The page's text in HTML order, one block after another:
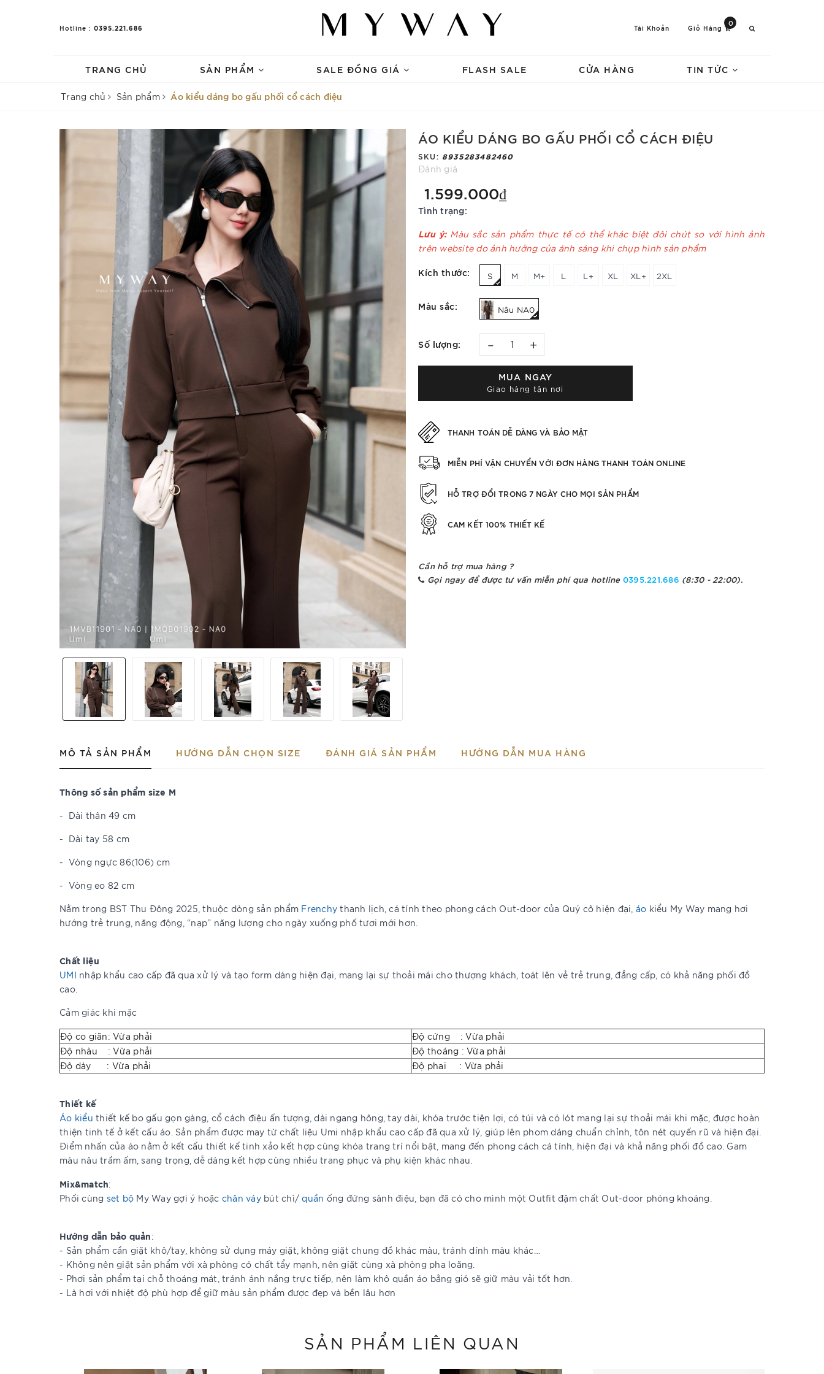
Hotline : 0395.221.686 Tài Khoản Giỏ Hàng
0
TRANG CHỦ SẢN PHẨM SALE ĐỒNG GIÁ FLASH SALE CỬA HÀNG TIN TỨC
Trang chủ Sản phẩm Áo kiểu dáng bo gấu phối cổ cách điệu
ÁO KIỂU DÁNG BO GẤU PHỐI CỔ CÁCH ĐIỆU
SKU: 8935283482460
Đánh giá
1.599.000₫
Tình trạng:
Lưu ý: Màu sắc sản phẩm thực tế có thể khác biệt đôi chút so với hình ảnh
trên website do ảnh hưởng của ánh sáng khi chụp hình sản phẩm
Kích thước: S M M+ L L+ XL XL+ 2XL
Màu sắc: Nâu NA0
Số lượng: – +
MUA NGAY
Giao hàng tận nơi
THANH TOÁN DỄ DÀNG VÀ BẢO MẬT
MIỄN PHÍ VẬN CHUYỂN VỚI ĐƠN HÀNG THANH TOÁN ONLINE
HỖ TRỢ ĐỔI TRONG 7 NGÀY CHO MỌI SẢN PHẨM
CAM KẾT 100% THIẾT KẾ
Cần hỗ trợ mua hàng ?
Gọi ngay để được tư vấn miễn phí qua hotline 0395.221.686 (8:30 - 22:00).
MÔ TẢ SẢN PHẨM HƯỚNG DẪN CHỌN SIZE ĐÁNH GIÁ SẢN PHẨM HƯỚNG DẪN MUA HÀNG
Thông số sản phẩm size M
- Dài thân 49 cm
- Dài tay 58 cm
- Vòng ngực 86(106) cm
- Vòng eo 82 cm
Nằm trong BST Thu Đông 2025, thuộc dòng sản phẩm Frenchy thanh lịch, cá tính theo phong cách Out-door của Quý cô hiện đại, áo kiểu My Way mang hơi
hướng trẻ trung, năng động, “nạp” năng lượng cho ngày xuống phố tươi mới hơn.
Chất liệu
UMI nhập khẩu cao cấp đã qua xử lý và tạo form dáng hiện đại, mang lại sự thoải mái cho thượng khách, toát lên vẻ trẻ trung, đẳng cấp, có khả năng phối đồ
cao.
Cảm giác khi mặc
Độ co giãn: Vừa phải
Độ cứng : Vừa phải
Độ nhàu : Vừa phải
Độ thoáng : Vừa phải
Độ dày : Vừa phải
Độ phai : Vừa phải
Thiết kế
Áo kiểu thiết kế bo gấu gọn gàng, cổ cách điệu ấn tượng, dài ngang hông, tay dài, khóa trước tiện lợi, có túi và có lót mang lại sự thoải mái khi mặc, được hoàn
thiện tinh tế ở kết cấu áo. Sản phẩm được may từ chất liệu Umi nhập khẩu cao cấp đã qua xử lý, giúp lên phom dáng chuẩn chỉnh, tôn nét quyến rũ và hiện đại.
Điểm nhấn của áo nằm ở kết cấu thiết kế tinh xảo kết hợp cùng khóa trang trí nổi bật, mang đến phong cách cá tính, hiện đại và khả năng phối đồ cao. Gam
màu nâu trầm ấm, sang trọng, dễ dàng kết hợp cùng nhiều trang phục và phụ kiện khác nhau.
Mix&match:
Phối cùng set bộ My Way gợi ý hoặc chân váybút chì/quần ống đứng sành điệu, bạn đã có cho mình một Outfit đậm chất Out-door phóng khoáng.
Hướng dẫn bảo quản:
- Sản phẩm cần giặt khô/tay, không sử dụng máy giặt, không giặt chung đồ khác màu, tránh dính màu khác…
- Không nên giặt sản phẩm với xà phòng có chất tẩy mạnh, nên giặt cùng xà phòng pha loãng.
- Phơi sản phẩm tại chỗ thoáng mát, tránh ánh nắng trực tiếp, nên làm khô quần áo bằng gió sẽ giữ màu vải tốt hơn.
- Là hơi với nhiệt độ phù hợp để giữ màu sản phẩm được đẹp và bền lâu hơn
SẢN PHẨM LIÊN QUAN